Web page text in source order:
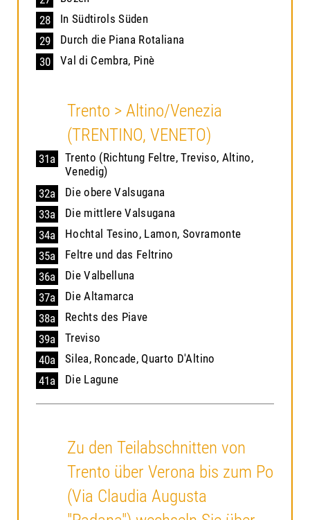
28
In Südtirols Süden
29
Durch die Piana Rotaliana
30
Val di Cembra, Pinè
Trento > Altino/Venezia
(TRENTINO, VENETO)
31a
Trento (Richtung Feltre, Treviso, Altino,
Venedig)
32a
Die obere Valsugana
33a
Die mittlere Valsugana
34a
Hochtal Tesino, Lamon, Sovramonte
35a
Feltre und das Feltrino
36a
Die Valbelluna
37a
Die Altamarca
38a
Rechts des Piave
39a
Treviso
40a
Silea, Roncade, Quarto D'Altino
41a
Die Lagune
Zu den Teilabschnitten von
Trento über Verona bis zum Po
(Via Claudia Augusta